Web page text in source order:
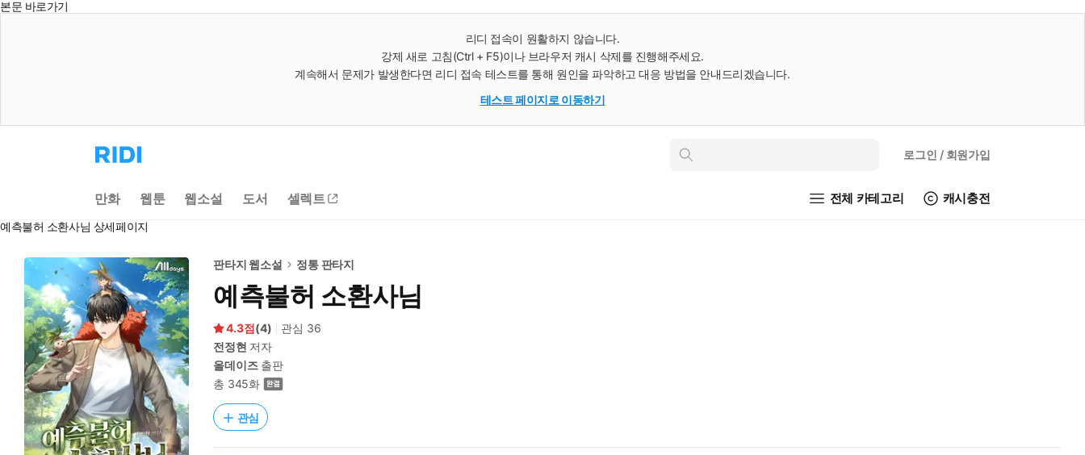
본문 바로가기
리디 접속이 원활하지 않습니다.
강제 새로 고침(Ctrl + F5)이나 브라우저 캐시 삭제를 진행해주세요.
계속해서 문제가 발생한다면 리디 접속 테스트를 통해 원인을 파악하고 대응 방법을 안내드리겠습니다.
테스트 페이지로 이동하기
리
디
으
로
동
인
로그인 / 회원가입
만화 웹툰 웹소설 도서 셀렉트 전체 카테고리 캐시충전
예측불허 소환사님 상세페이지
판타지 웹소설 정통 판타지
예측불허 소환사님
4.3 (4) 관심 36
전정현 저자
올데이즈 출판
총 345화
관심